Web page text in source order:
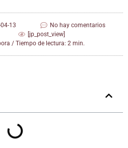
13
No hay comentarios
[jp_post_view]
/ Tiempo de lectura: 2 min.